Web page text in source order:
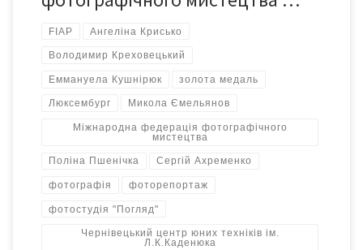
FIAP Ангеліна Крисько
Володимир Креховецький
Еммануела Кушнірюк золота медаль
Люксембург Микола Ємельянов
Міжнародна федерація фотографічного
мистецтва
Поліна Пшенічка Сергій Ахременко
фотографія фоторепортаж
фотостудія "Погляд"
Чернівецький центр юних техніків ім.
Л.К.Каденюка